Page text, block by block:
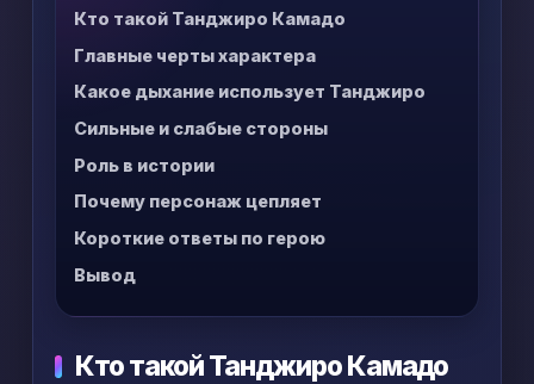
история работала бы иначе.
Кто такой Танджиро Камадо
Главные черты характера
Какое дыхание использует Танджиро
Сильные и слабые стороны
Роль в истории
Почему персонаж цепляет
Короткие ответы по герою
Вывод
Кто такой Танджиро Камадо